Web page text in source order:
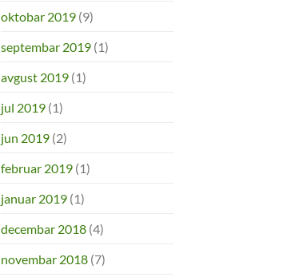
oktobar 2019(9)
septembar 2019(1)
avgust 2019(1)
jul 2019(1)
jun 2019(2)
februar 2019(1)
januar 2019(1)
decembar 2018(4)
novembar 2018(7)